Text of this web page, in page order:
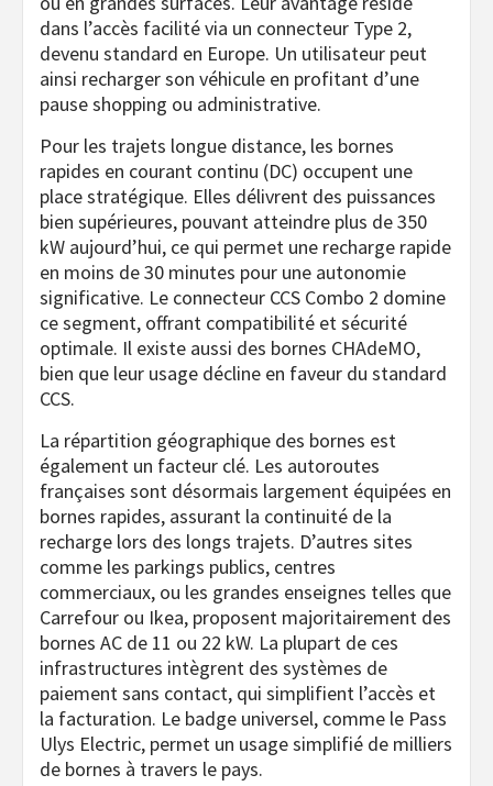
dans l’accès facilité via un connecteur Type 2,
devenu standard en Europe. Un utilisateur peut
ainsi recharger son véhicule en profitant d’une
pause shopping ou administrative.
Pour les trajets longue distance, les bornes
rapides en courant continu (DC) occupent une
place stratégique. Elles délivrent des puissances
bien supérieures, pouvant atteindre plus de 350
kW aujourd’hui, ce qui permet une recharge rapide
en moins de 30 minutes pour une autonomie
significative. Le connecteur CCS Combo 2 domine
ce segment, offrant compatibilité et sécurité
optimale. Il existe aussi des bornes CHAdeMO,
bien que leur usage décline en faveur du standard
CCS.
La répartition géographique des bornes est
également un facteur clé. Les autoroutes
françaises sont désormais largement équipées en
bornes rapides, assurant la continuité de la
recharge lors des longs trajets. D’autres sites
comme les parkings publics, centres
commerciaux, ou les grandes enseignes telles que
Carrefour ou Ikea, proposent majoritairement des
bornes AC de 11 ou 22 kW. La plupart de ces
infrastructures intègrent des systèmes de
paiement sans contact, qui simplifient l’accès et
la facturation. Le badge universel, comme le Pass
Ulys Electric, permet un usage simplifié de milliers
de bornes à travers le pays.